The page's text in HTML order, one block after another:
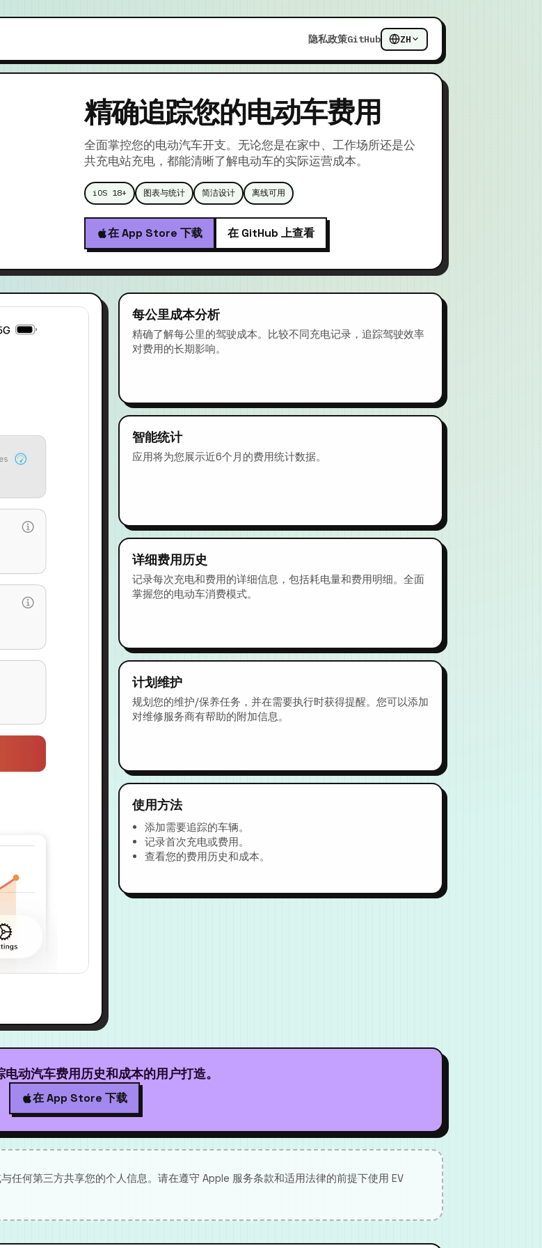
隐私政策GitHub ZH
精确追踪您的电动车费用
全面掌控您的电动汽车开支。无论您是在家中、工作场所还是公
共充电站充电，都能清晰了解电动车的实际运营成本。
iOS 18+ 图表与统计 简洁设计 离线可用
在 App Store 下载 在 GitHub 上查看
功能特色
每公里成本分析
精确了解每公里的驾驶成本。比较不同充电记录，追踪驾驶效率
对费用的长期影响。
智能统计
应用将为您展示近6个月的费用统计数据。
详细费用历史
记录每次充电和费用的详细信息，包括耗电量和费用明细。全面
掌握您的电动车消费模式。
计划维护
规划您的维护/保养任务，并在需要执行时获得提醒。您可以添加
对维修服务商有帮助的附加信息。
使用方法
添加需要追踪的车辆。
记录首次充电或费用。
查看您的费用历史和成本。
动汽车费用历史和成本的用户打造。
在 App Store 下载
任何第三方共享您的个人信息。请在遵守 Apple 服务条款和适用法律的前提下使用 EV